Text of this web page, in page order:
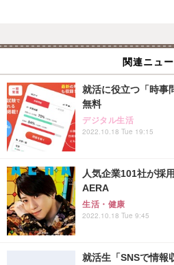
関連ニュー
就活に役立つ「時事
無料
デジタル生活
2022.10.18 Tue 19:15
人気企業101社が採
AERA
生活・健康
2022.10.18 Tue 9:45
就活生「SNSで情